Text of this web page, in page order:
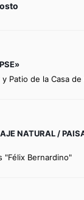
Patio de la Casa
NATURAL /
"Félix Bernardino"